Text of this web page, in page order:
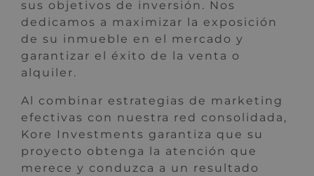
sus objetivos de inversión. Nos
dedicamos a maximizar la exposición
de su inmueble en el mercado y
garantizar el éxito de la venta o
alquiler.
Al combinar estrategias de marketing
efectivas con nuestra red consolidada,
Kore Investments garantiza que su
proyecto obtenga la atención que
merece y conduzca a un resultado